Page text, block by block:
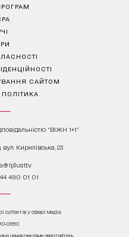
САЙТОМ
"ВІЖН 1+1"
Кирилівська, 23
490 01 01
суб’єктів у сфері медіа:
01810
реклами звертайтесь